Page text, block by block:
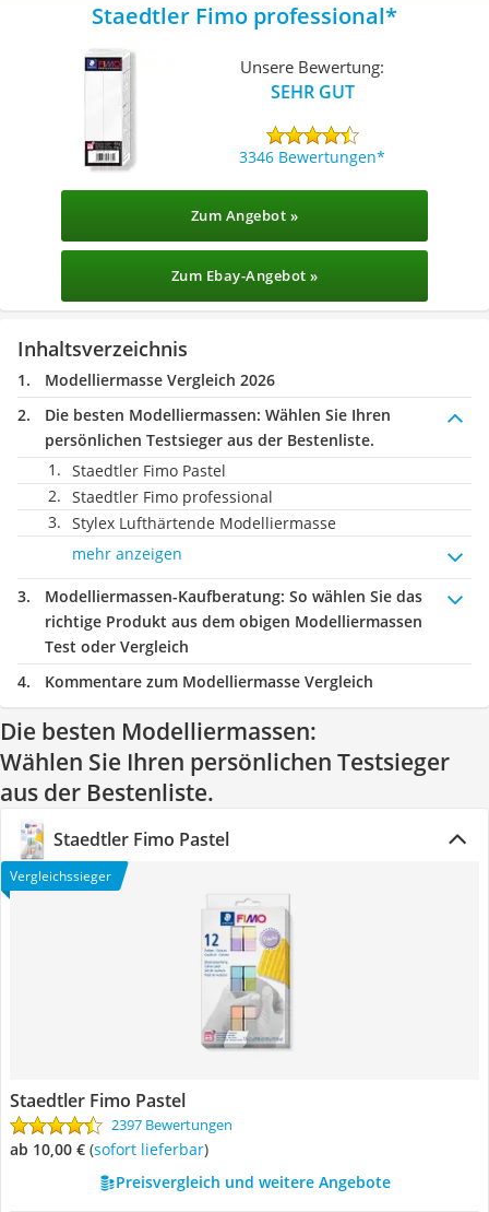
Staedtler Fimo professional
Unsere Bewertung:
SEHR GUT
3346 Bewertungen
Zum Angebot »
Zum Ebay-Angebot »
Inhaltsverzeichnis
Modelliermasse Vergleich 2026
Die besten Modelliermassen: Wählen Sie Ihren
persönlichen Testsieger aus der Bestenliste.
Staedtler Fimo Pastel
Staedtler Fimo professional
Stylex Lufthärtende Modelliermasse
mehr anzeigen
Modelliermassen-Kaufberatung: So wählen Sie das
richtige Produkt aus dem obigen Modelliermassen
Test oder Vergleich
Kommentare zum Modelliermasse Vergleich
Die besten Modelliermassen:
Wählen Sie Ihren persönlichen Testsieger
aus der Bestenliste.
Staedtler Fimo Pastel
Vergleichssieger
Staedtler Fimo Pastel
2397 Bewertungen
ab 10,00 € ( Sofort lieferbar)
Preisvergleich und weitere Angebote